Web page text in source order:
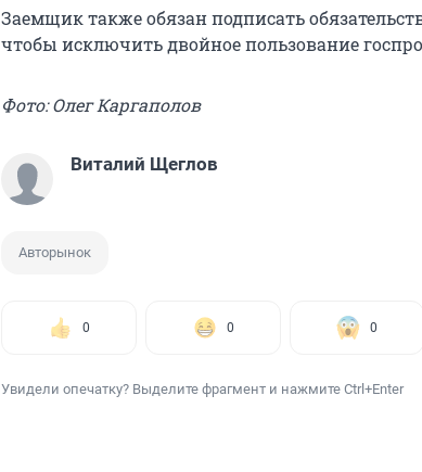
Заемщик также обязан подписать
чтобы исключить двойное пользование
Фото: Олег Каргаполов
Виталий Щеглов
Авторынок
0 0 0
Увидели опечатку? Выделите фрагмент и нажмите Ctrl+Enter